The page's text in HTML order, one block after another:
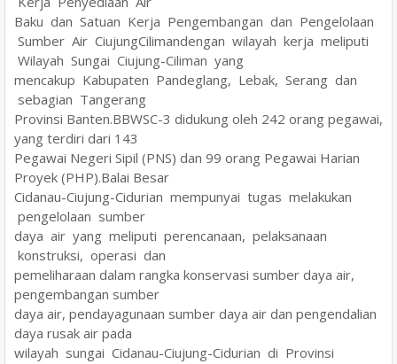
Baku dan Satuan Kerja Pengembangan dan Pengelolaan
Sumber Air CiujungCilimandengan wilayah kerja meliputi
Wilayah Sungai Ciujung-Ciliman yang
mencakup Kabupaten Pandeglang, Lebak, Serang dan
sebagian Tangerang
Provinsi Banten.BBWSC-3 didukung oleh 242 orang pegawai,
yang terdiri dari 143
Pegawai Negeri Sipil (PNS) dan 99 orang Pegawai Harian
Proyek (PHP).Balai Besar
Cidanau-Ciujung-Cidurian mempunyai tugas melakukan
pengelolaan sumber
daya air yang meliputi perencanaan, pelaksanaan
konstruksi, operasi dan
pemeliharaan dalam rangka konservasi sumber daya air,
pengembangan sumber
daya air, pendayagunaan sumber daya air dan pengendalian
daya rusak air pada
wilayah sungai Cidanau-Ciujung-Cidurian di Provinsi